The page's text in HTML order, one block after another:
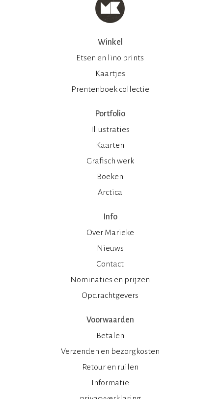
Winkel
Etsen en lino prints
Kaartjes
Prentenboek collectie
Portfolio
Illustraties
Kaarten
Grafisch werk
Boeken
Arctica
Info
Over Marieke
Nieuws
Contact
Nominaties en prijzen
Opdrachtgevers
Voorwaarden
Betalen
Verzenden en bezorgkosten
Retour en ruilen
Informatie